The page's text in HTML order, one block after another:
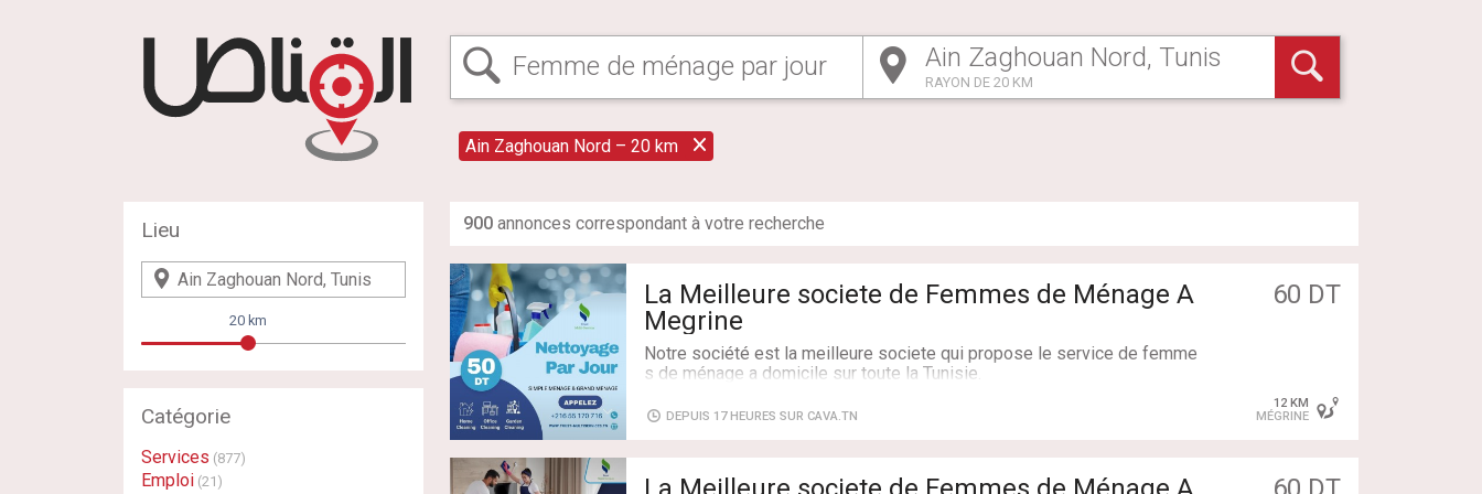
RAYON DE 20 KM
Ain Zaghouan Nord – 20 km
900 annonces correspondant à votre recherche
La Meilleure societe de Femmes de Ménage A
Megrine
60 DT
Notre société est la meilleure societe qui propose le service de femme
s de ménage a domicile sur toute la Tunisie.
e/Grand Ménage.
DEPUIS 17 HEURES SUR CAVA.TN
12 KM
MÉGRINE
Lieu
20 km
Catégorie
Services (877)
Emploi (21)